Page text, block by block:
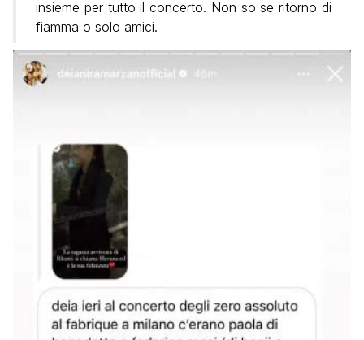
insieme per tutto il concerto. Non so se ritorno di
fiamma o solo amici.